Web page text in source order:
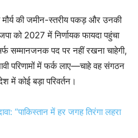
मौर्य की जमीन-स्तरीय पकड़ और उनकी
को 2027 में निर्णायक फायदा पहुंचा
सम्मानजनक पद पर नहीं रखना चाहेगी,
परिणामों में फर्क लाए—चाहे वह संगठन
में कोई बड़ा परिवर्तन।
“पाकिस्तान में हर जगह तिरंगा लहरा